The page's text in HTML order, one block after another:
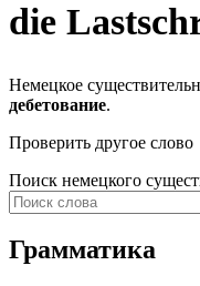
die
Немецкое
дебетование.
Проверить другое слово
Поиск немецкого
Грамматика